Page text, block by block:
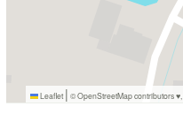
Leaflet | © OpenStreetMap contributors ♥,